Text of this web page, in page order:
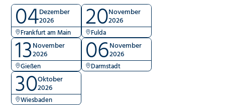
04Dezember
2026
Frankfurt am Main 20November
2026
Fulda
13November
2026
Gießen 06November
2026
Darmstadt
30Oktober
2026
Wiesbaden